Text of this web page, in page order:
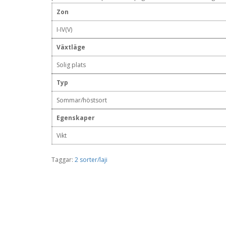
Zon
I-IV(V)
Växtläge
Solig plats
Typ
Sommar/höstsort
Egenskaper
Vikt
Taggar: 2 sorter/laji